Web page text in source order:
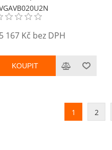
2 roky
167 Kč bez DPH
KOUPIT
1 2